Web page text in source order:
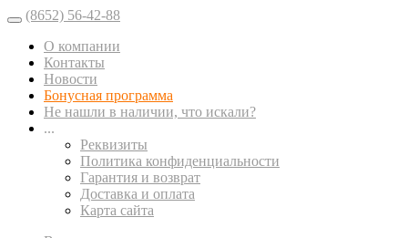
(8652) 56-42-88
О компании
Контакты
Новости
Бонусная программа
Не нашли в наличии, что искали?
...
Реквизиты
Политика конфиденциальности
Гарантия и возврат
Доставка и оплата
Карта сайта